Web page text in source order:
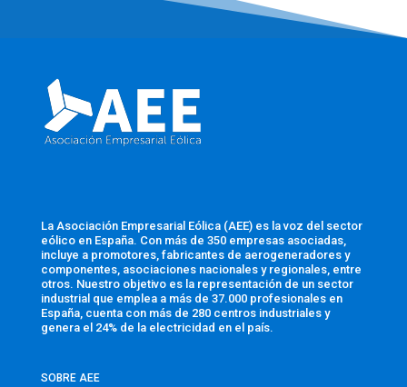
La Asociación Empresarial Eólica (AEE) es la voz del sector
eólico en España. Con más de 350 empresas asociadas,
incluye a promotores, fabricantes de aerogeneradores y
componentes, asociaciones nacionales y regionales, entre
otros. Nuestro objetivo es la representación de un sector
industrial que emplea a más de 37.000 profesionales en
España, cuenta con más de 280 centros industriales y
genera el 24% de la electricidad en el país.
SOBRE AEE